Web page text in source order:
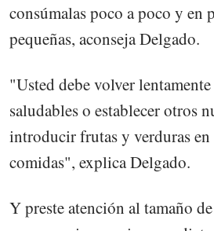
consúmalas poco a poco y en
pequeñas, aconseja Delgado.
"Usted debe volver
saludables o establecer otros
introducir frutas y verduras en
comidas", explica Delgado.
Y preste atención al tamaño